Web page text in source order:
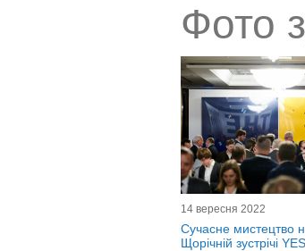
Фото
14 вересня 2022
Cучасне мистецтво
Щорічній зустрічі YES